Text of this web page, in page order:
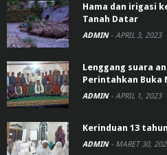
Hama dan irigasi
Tanah Datar
ADMIN - APRIL 3, 2023
Lenggang suara
Perintahkan Buka
ADMIN - APRIL 1, 2023
Kerinduan 13
ADMIN - MARET 30,